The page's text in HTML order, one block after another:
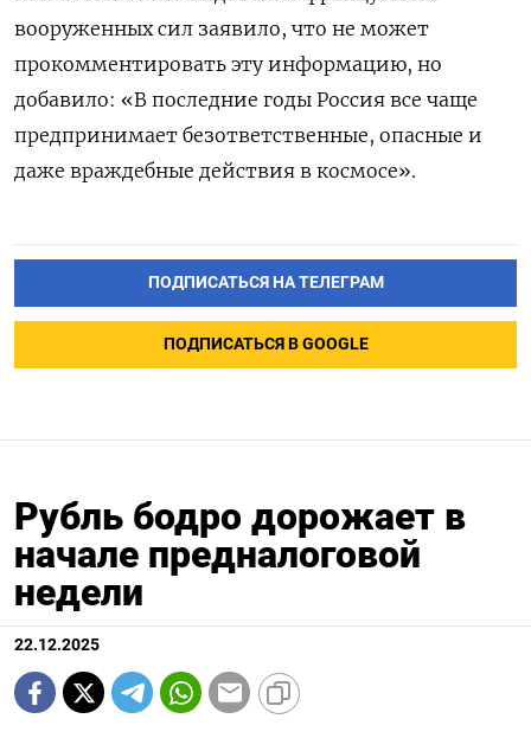
вооруженных сил заявило, что не может
прокомментировать эту информацию, но
добавило: «В последние годы Россия все чаще
предпринимает безответственные, опасные и
даже враждебные действия в космосе».
ПОДПИСАТЬСЯ НА ТЕЛЕГРАМ
ПОДПИСАТЬСЯ В GOOGLE
Рубль бодро дорожает в
начале предналоговой
недели
22.12.2025